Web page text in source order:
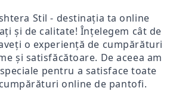
Stil - destinația ta online
și de calitate! Înțelegem cât de
o experiență de cumpărături
și satisfăcătoare. De aceea am
pentru a satisface toate
online de pantofi.